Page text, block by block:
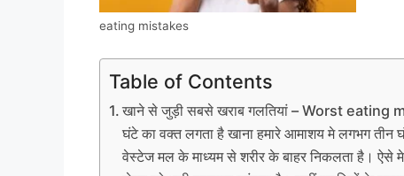
eating mistakes
Table of Contents
खाने से जुड़ी सबसे खराब गलतियां – Worst eating
घंटे का वक्त लगता है खाना हमारे आमाशय मे लगभग तीन
वेस्टेज मल के माध्यम से शरीर के बाहर निकलता है।